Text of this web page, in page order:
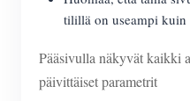
tilillä on useampi
Pääsivulla näkyvät kaikki
päivittäiset parametrit